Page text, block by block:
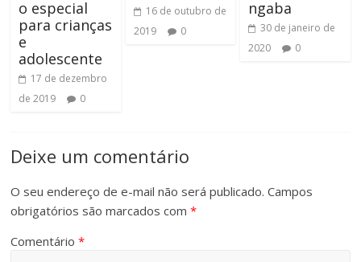
o especial
para crianças
e
adolescente
17 de dezembro
de 2019
0
16 de outubro de
2019
0
ngaba
30 de janeiro de
2020
0
Deixe um comentário
O seu endereço de e-mail não será publicado. Campos
obrigatórios são marcados com*
Comentário*